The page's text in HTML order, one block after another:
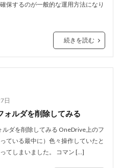
保するのが一般的な運用方法になり
続きを読む
日
ルダを削除してみる
ダを削除してみる OneDrive上のフ
ている最中に）色々操作していたと
てしまいました。 コマン […]